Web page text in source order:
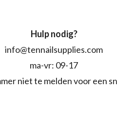
Hulp nodig?
info@tennailsupplies.com
ma-vr: 09-17
niet te melden voor een